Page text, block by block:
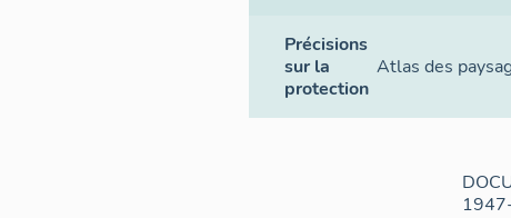
Précisions
sur la
protection
Atlas des